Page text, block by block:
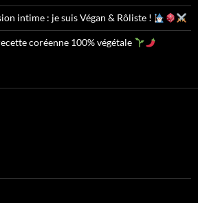
intime : je suis Végan & Rôliste !
coréenne 100% végétale